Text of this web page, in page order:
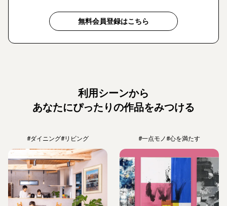
無料会員登録はこちら
利用シーンから
あなたにぴったりの作品をみつける
#ダイニング#リビング #一点モノ#心を満たす